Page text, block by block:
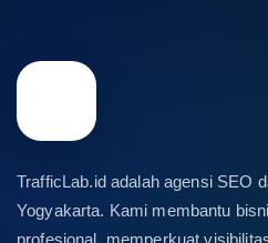
TrafficLab.id adalah agensi SEO
Yogyakarta. Kami membantu